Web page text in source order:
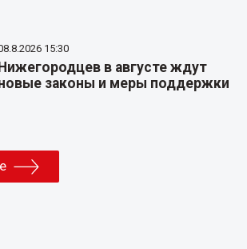
15:30
в августе ждут
законы и меры поддержки